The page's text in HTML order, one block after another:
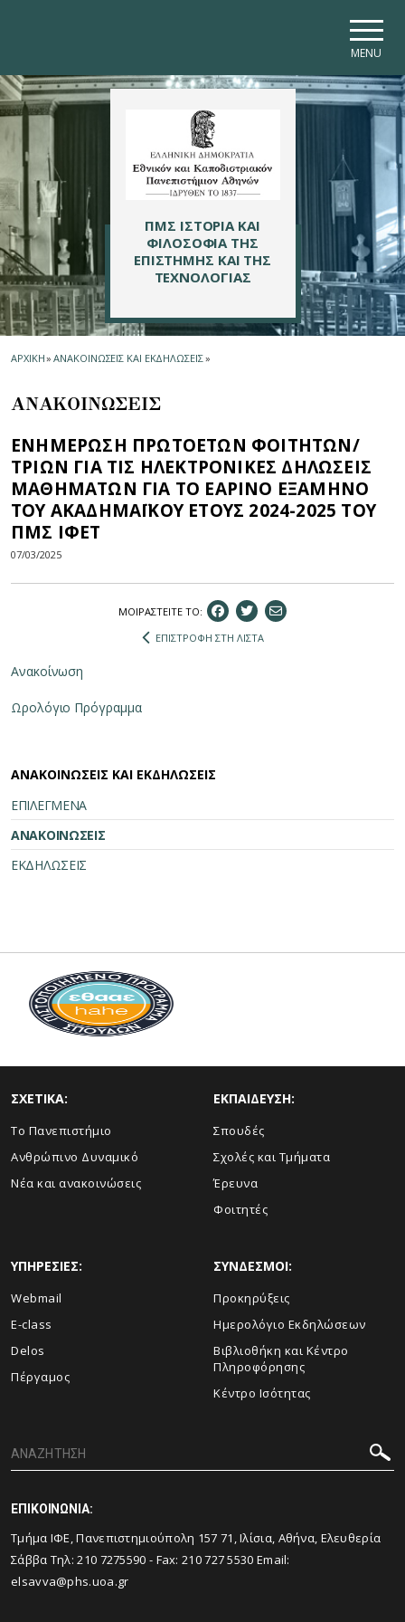
MENU
ΠΜΣ ΙΣΤΟΡΙΑ ΚΑΙ
ΦΙΛΟΣΟΦΙΑ ΤΗΣ
ΕΠΙΣΤΗΜΗΣ ΚΑΙ ΤΗΣ
ΤΕΧΝΟΛΟΓΙΑΣ
ΑΡΧΙΚΗ» ΑΝΑΚΟΙΝΩΣΕΙΣ ΚΑΙ ΕΚΔΗΛΩΣΕΙΣ»
ΑΝΑΚΟΙΝΩΣΕΙΣ
ΕΝΗΜΕΡΩΣΗ ΠΡΩΤΟΕΤΩΝ ΦΟΙΤΗΤΩΝ/
ΤΡΙΩΝ ΓΙΑ ΤΙΣ ΗΛΕΚΤΡΟΝΙΚΕΣ ΔΗΛΩΣΕΙΣ
ΜΑΘΗΜΑΤΩΝ ΓΙΑ ΤΟ ΕΑΡΙΝΟ ΕΞΑΜΗΝΟ
ΤΟΥ ΑΚΑΔΗΜΑΪΚΟΥ ΕΤΟΥΣ 2024-2025 ΤΟΥ
ΠΜΣ ΙΦΕΤ
07/03/2025
ΜΟΙΡΑΣΤEIΤΕ ΤΟ:
ΕΠΙΣΤΡΟΦΗ ΣΤΗ ΛΙΣΤΑ
Ανακοίνωση
Ωρολόγιο Πρόγραμμα
ΑΝΑΚΟΙΝΩΣΕΙΣ ΚΑΙ ΕΚΔΗΛΩΣΕΙΣ
ΕΠΙΛΕΓΜΕΝΑ
ΑΝΑΚΟΙΝΩΣΕΙΣ
ΕΚΔΗΛΩΣΕΙΣ
ΣΧΕΤΙΚΑ:
Το Πανεπιστήμιο
Ανθρώπινο Δυναμικό
Νέα και ανακοινώσεις
ΕΚΠΑΙΔΕΥΣΗ:
Σπουδές
Σχολές και Τμήματα
Έρευνα
Φοιτητές
ΥΠΗΡΕΣΙΕΣ:
Webmail
E-class
Delos
Πέργαμος
ΣΥΝΔΕΣΜΟΙ:
Προκηρύξεις
Ημερολόγιο Εκδηλώσεων
Βιβλιοθήκη και Κέντρο
Πληροφόρησης
Κέντρο Ισότητας
ΕΠΙΚΟΙΝΩΝΙΑ:
Τμήμα ΙΦΕ, Πανεπιστημιούπολη 157 71, Ιλίσια, Αθήνα, Ελευθερία
Σάββα Τηλ:210 7275590 - Fax:210 727 5530 Email:
elsavva@phs.uoa.gr